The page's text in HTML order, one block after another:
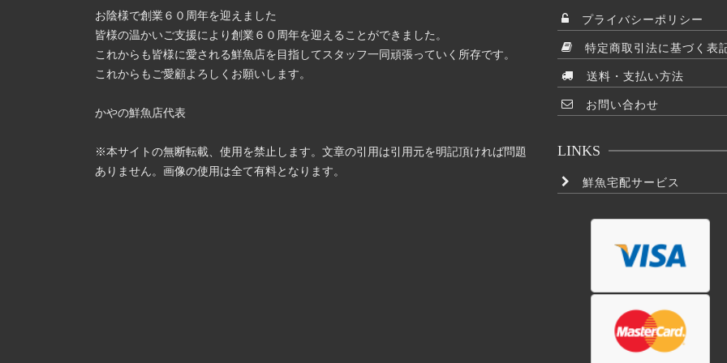
お陰様で創業６０周年を迎えました
皆様の温かいご支援により創業６０周年を迎えることができました。
これからも皆様に愛される鮮魚店を目指してスタッフ一同頑張っていく所存です。
これからもご愛顧よろしくお願いします。
かやの鮮魚店代表
※本サイトの無断転載、使用を禁止します。文章の引用は引用元を明記頂ければ問題
ありません。画像の使用は全て有料となります。
プライバシーポリシー
特定商取引法に基づく表
送料・支払い方法
お問い合わせ
LINKS
鮮魚宅配サービス